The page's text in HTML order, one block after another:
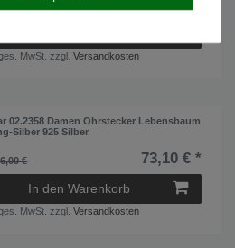
MwSt. zzgl.Versandkosten
02.2358 Damen Ohrstecker Lebensbaum
Silber 925 Silber
€ 73,10 € *
In den Warenkorb
MwSt. zzgl.Versandkosten